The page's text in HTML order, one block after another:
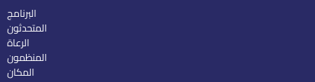
البرنامج
المتحدثون
الرعاة
المنظمون
المكان